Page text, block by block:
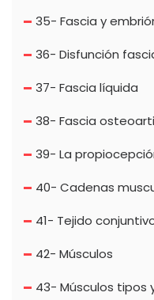
35- Fascia y
36- Disfunción
37- Fascia líquida
38- Fascia
39- La
40- Cadenas
41- Tejido
42- Músculos
43- Músculos tipos